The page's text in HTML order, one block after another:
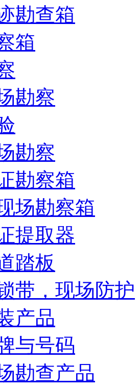
勘查箱
箱
勘察
勘察
勘察箱
场勘察箱
提取器
踏板
带，现场防护
产品
与号码
勘查产品